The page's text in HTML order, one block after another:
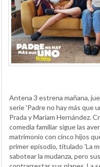
Antena 3 estrena mañana,
serie 'Padre no hay más que
Prada y Mariam Hernández.
comedia familiar sigue las
matrimonio con cinco hijos
primer episodio, titulado 'La
sabotear la mudanza, pero